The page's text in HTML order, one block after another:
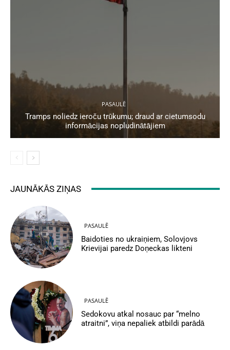
PASAULĒ
Tramps noliedz ieroču trūkumu; draud ar cietumsodu
informācijas nopludinātājiem
JAUNĀKĀS ZIŅAS
PASAULĒ
Baidoties no ukraiņiem, Solovjovs
Krievijai paredz Doņeckas likteni
PASAULĒ
Sedokovu atkal nosauc par “melno
atraitni”, viņa nepaliek atbildi parādā